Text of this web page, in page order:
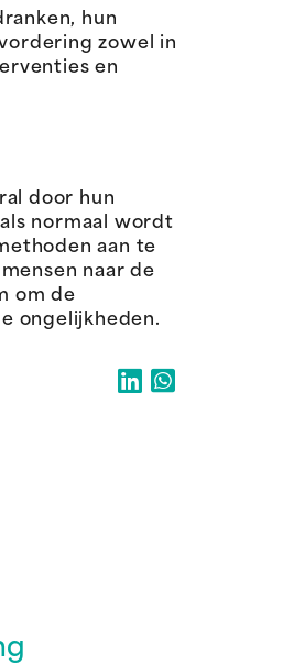
hun
zowel in
en
door hun
normaal wordt
aan te
naar de
om de
ongelijkheden.